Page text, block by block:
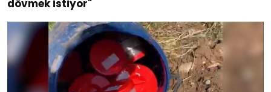
dövmek istiyor"